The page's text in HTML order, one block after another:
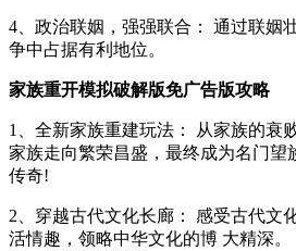
4、政治联姻，强强联合： 通过联姻
争中占据有利地位。
家族重开模拟破解版免广告版攻略
1、全新家族重建玩法： 从家族的衰
家族走向繁荣昌盛，最终成为名门望
传奇!
2、穿越古代文化长廊： 感受古代文
活情趣，领略中华文化的博 大精深